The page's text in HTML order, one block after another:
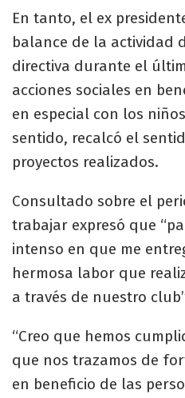
En tanto, el ex
balance de la actividad
directiva durante el
acciones sociales en
en especial con los
sentido, recalcó el
proyectos realizados.
Consultado sobre el
trabajar expresó que
intenso en que me
hermosa labor que
a través de nuestro
“Creo que hemos
que nos trazamos de
en beneficio de las